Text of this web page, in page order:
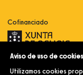
Cofinanciado
Innovación, dixitalización e
comercialización e expansión
Aviso de uso de cookies
Utilizamos cookies